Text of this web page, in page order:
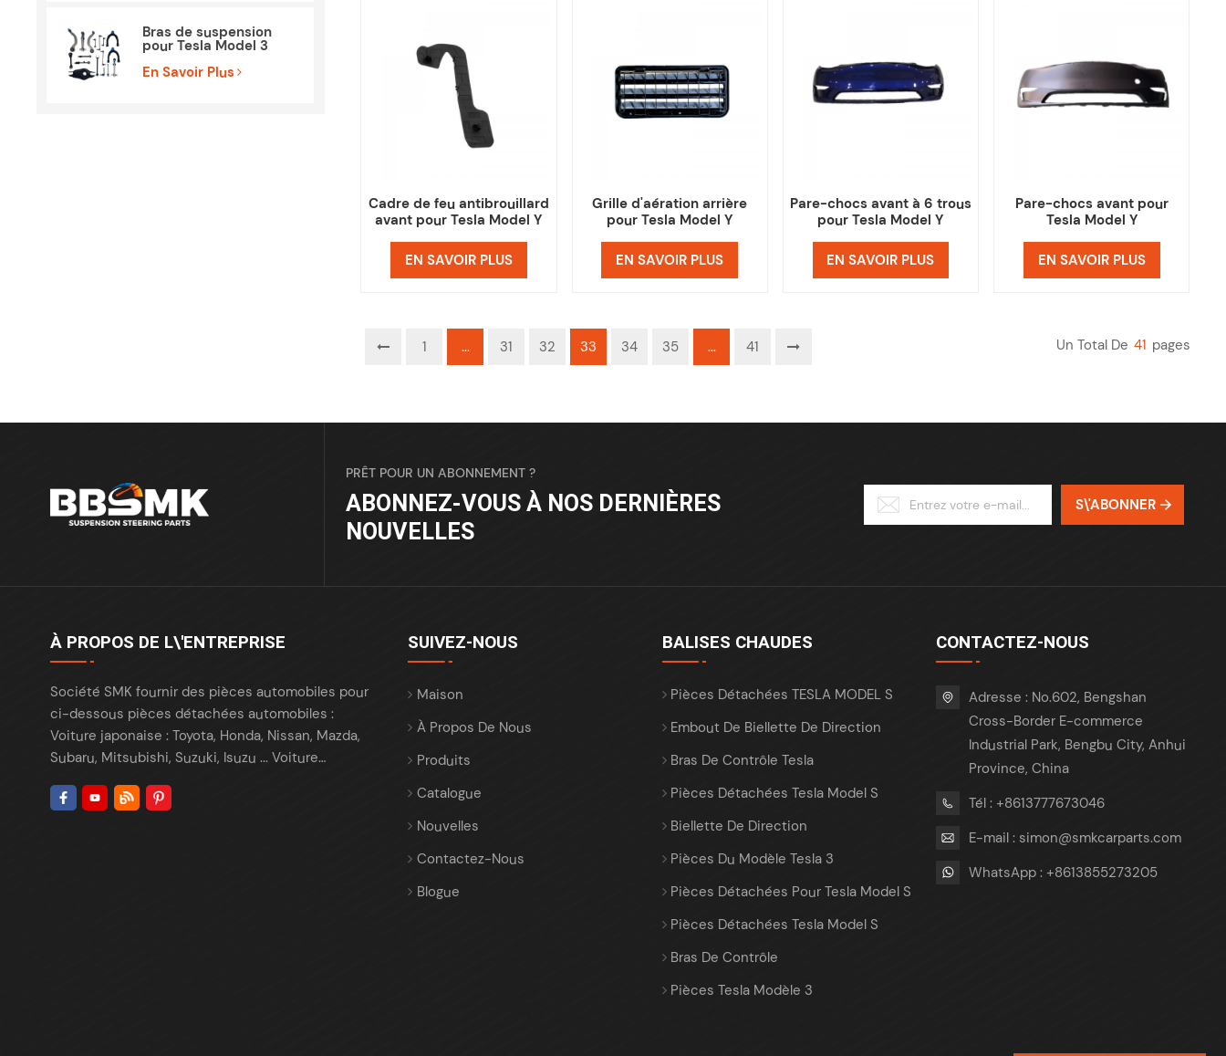
Bras de suspension
pour Tesla Model 3
En Savoir Plus
Cadre de feu antibrouillard
avant pour Tesla Model Y
EN SAVOIR PLUS
Grille d'aération arrière
pour Tesla Model Y
EN SAVOIR PLUS
Pare-chocs avant à 6 trous
pour Tesla Model Y
EN SAVOIR PLUS
Pare-chocs avant pour
Tesla Model Y
EN SAVOIR PLUS
1 ... 31 32 33 34 35 ... 41 Un Total De 41 Pages
PRÊT POUR UN ABONNEMENT ?
ABONNEZ-VOUS À NOS DERNIÈRES
NOUVELLES
S\'ABONNER
À PROPOS DE L\'ENTREPRISE
Société SMK fournir des pièces automobiles pour
ci-dessous pièces détachées automobiles :
Voiture japonaise : Toyota, Honda, Nissan, Mazda,
Subaru, Mitsubishi, Suzuki, Isuzu ... Voiture
Porsche, Maserati, Renault, Peugeot , Citroën, Fiat,
SUIVEZ-NOUS
Maison
À Propos De Nous
Produits
Catalogue
Nouvelles
Contactez-Nous
Blogue
BALISES CHAUDES
Pièces Détachées TESLA MODEL S
Embout De Biellette De Direction
Bras De Contrôle Tesla
Pièces Détachées Tesla Model S
Biellette De Direction
Pièces Du Modèle Tesla 3
Pièces Détachées Pour Tesla Model S
Pièces Détachées Tesla Model S
Bras De Contrôle
Pièces Tesla Modèle 3
CONTACTEZ-NOUS
Adresse : No.602, Bengshan
Cross-Border E-commerce
Industrial Park, Bengbu City, Anhui
Province, China
Tél : +8613777673046
E-mail : simon@smkcarparts.com
WhatsApp : +8613855273205